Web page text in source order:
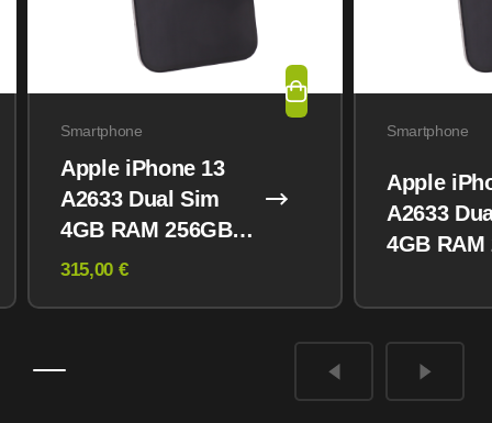
Smartphone
Apple iPhone 13
A2633 Dual Sim
4GB RAM 256GB
Midnight
315,00 €
Smartphone
Apple
A2633
4GB RAM